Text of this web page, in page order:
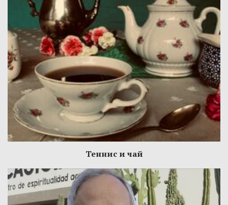
Теннис и чай